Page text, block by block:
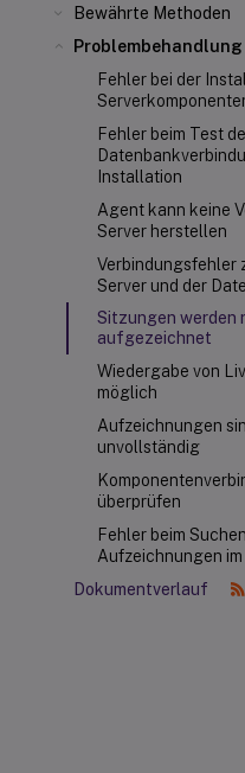
Bewährte Methoden
Problembehandlung
Fehler bei der
Fehler beim Test
Installation
Agent kann keine
Server herstellen
Verbindungsfehler
Server und der
Sitzungen werden
aufgezeichnet
Wiedergabe von
möglich
Aufzeichnungen
unvollständig
überprüfen
Fehler beim
Aufzeichnungen
Dokumentverlauf